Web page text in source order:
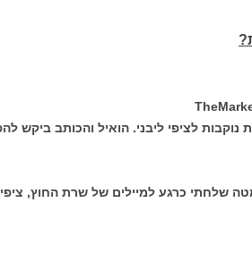
דהוא 4 שאלות נוקבות לציפי ליבני. הואיל והכותב
שלחתי כרגע למיילים של שרת החוץ, ציפי